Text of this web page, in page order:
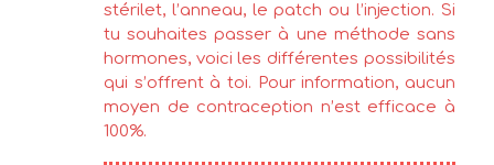
stérilet, l’anneau, le patch ou l’injection. Si
tu souhaites passer à une méthode sans
hormones, voici les différentes possibilités
qui s’offrent à toi. Pour information, aucun
moyen de contraception n’est efficace à
100%.